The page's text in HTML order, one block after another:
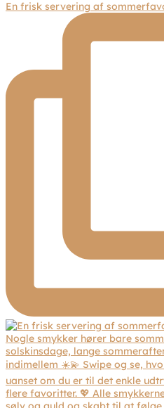
En frisk servering af